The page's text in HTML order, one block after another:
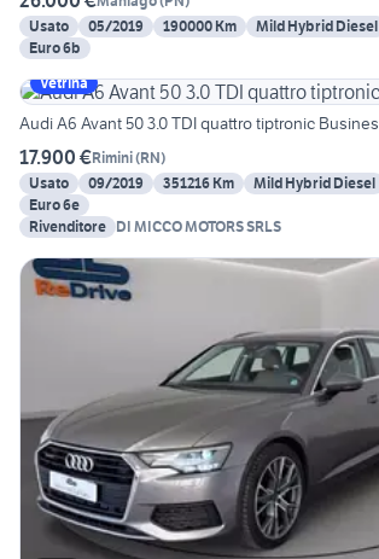
Usato
05/2019 190000 Km Mild Hybrid Diesel
Euro 6b
Vetrina
Audi A6 Avant 50 3.0 TDI quattro tiptronic Busines
17.900 €Rimini(RN)
Usato
09/2019 351216 Km Mild Hybrid Diesel
Euro 6e
Rivenditore DI MICCO MOTORS SRLS